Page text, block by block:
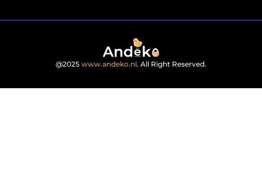
@2025 www.andeko.nl. All Right Reserved.